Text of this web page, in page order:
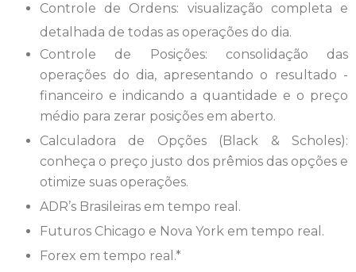
Controle de Ordens: visualização completa e
detalhada de todas as operações do dia.
Controle de Posições: consolidação das
operações do dia, apresentando o resultado ­
financeiro e indicando a quantidade e o preço
médio para zerar posições em aberto.
Calculadora de Opções (Black & Scholes):
conheça o preço justo dos prêmios das opções e
otimize suas operações.
ADR’s Brasileiras em tempo real.
Futuros Chicago e Nova York em tempo real.
Forex em tempo real.*